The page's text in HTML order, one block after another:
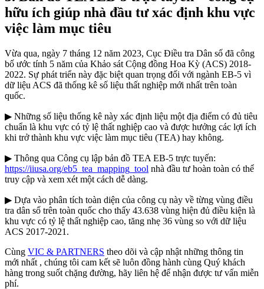
hữu ích giúp nhà đầu tư xác định khu vực
việc làm mục tiêu
Vừa qua, ngày 7 tháng 12 năm 2023, Cục Điều tra Dân số đã công
bố ước tính 5 năm của Khảo sát Cộng đồng Hoa Kỳ (ACS) 2018-
2022. Sự phát triển này đặc biệt quan trọng đối với ngành EB-5 vì
dữ liệu ACS đã thống kê số liệu thất nghiệp mới nhất trên toàn
quốc.
▶ Những số liệu thống kê này xác định liệu một địa điểm có đủ tiêu
chuẩn là khu vực có tỷ lệ thất nghiệp cao và được hưởng các lợi ích
khi trở thành khu vực việc làm mục tiêu (TEA) hay không.
▶ Thông qua Công cụ lập bản đồ TEA EB-5 trực tuyến:
https://iiusa.org/eb5_tea_mapping_tool nhà đầu tư hoàn toàn có thể
truy cập và xem xét một cách dễ dàng.
▶ Dựa vào phân tích toàn diện của công cụ này về từng vùng điều
tra dân số trên toàn quốc cho thấy 43.638 vùng hiện đủ điều kiện là
khu vực có tỷ lệ thất nghiệp cao, tăng nhẹ 36 vùng so với dữ liệu
ACS 2017-2021.
Cùng VIC & PARTNERS theo dõi và cập nhật những thông tin
mới nhất , chúng tôi cam kết sẽ luôn đồng hành cùng Quý khách
hàng trong suốt chặng đường, hãy liên hệ để nhận được tư vấn miễn
phí.